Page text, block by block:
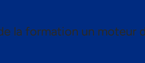
la formation un moteur